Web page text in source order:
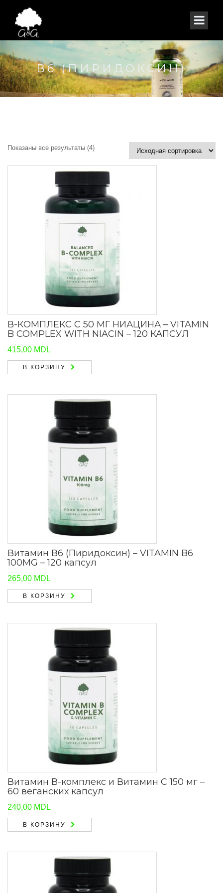
В6 (ПИРИДОКСИН)
Показаны все результаты (4)
В-КОМПЛЕКС С 50 МГ НИАЦИНА – VITAMIN
B COMPLEX WITH NIACIN – 120 КАПСУЛ
415,00 MDL
В КОРЗИНУ
Витамин В6 (Пиридоксин) – VITAMIN B6
100MG – 120 капсул
265,00 MDL
В КОРЗИНУ
Витамин В-комплекс и Витамин C 150 мг –
60 веганских капсул
240,00 MDL
В КОРЗИНУ